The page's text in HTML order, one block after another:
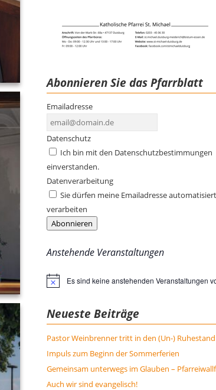
Abonnieren Sie das Pfarrblatt
Emailadresse
Datenschutz
Ich bin mit den Datenschutzbestimmungen
einverstanden.
Datenverarbeitung
Sie dürfen meine Emailadresse automatisiert
verarbeiten
Abonnieren
Anstehende Veranstaltungen
HinweisEs sind keine anstehenden Veranstaltungen
Neueste Beiträge
Pastor Weinbrenner tritt in den (Un-) Ruhestand
Impuls zum Beginn der Sommerferien
Gemeinsam unterwegs im Glauben –
Auch wir sind evangelisch!